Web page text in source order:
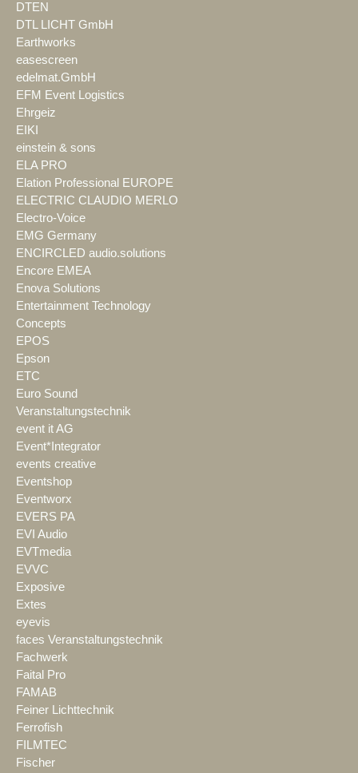
DTEN
DTL LICHT GmbH
Earthworks
easescreen
edelmat.GmbH
EFM Event Logistics
Ehrgeiz
EIKI
einstein & sons
ELA PRO
Elation Professional EUROPE
ELECTRIC CLAUDIO MERLO
Electro-Voice
EMG Germany
ENCIRCLED audio.solutions
Encore EMEA
Enova Solutions
Entertainment Technology
Concepts
EPOS
Epson
ETC
Euro Sound
Veranstaltungstechnik
event it AG
Event*Integrator
events creative
Eventshop
Eventworx
EVERS PA
EVI Audio
EVTmedia
EVVC
Exposive
Extes
eyevis
faces Veranstaltungstechnik
Fachwerk
Faital Pro
FAMAB
Feiner Lichttechnik
Ferrofish
FILMTEC
Fischer